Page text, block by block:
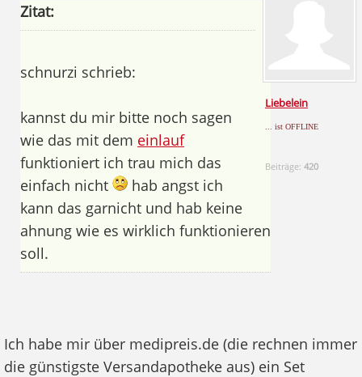
Liebelein
... ist OFFLINE
Beiträge: 420
Zitat:
schnurzi schrieb:
kannst du mir bitte noch sagen
wie das mit dem einlauf
funktioniert ich trau mich das
einfach nicht
hab angst ich
kann das garnicht und hab keine
ahnung wie es wirklich funktionieren
soll.
Ich habe mir über medipreis.de (die rechnen immer
die günstigste Versandapotheke aus) ein Set